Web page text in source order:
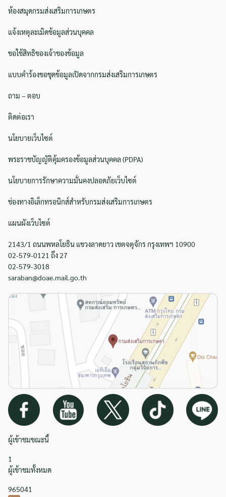
Search
ห้องสมุดกรมส่งเสริมการเกษตร
แจ้งเหตุละเมิดข้อมูลส่วนบุคคล
ขอใช้สิทธิของเจ้าของข้อมูล
แบบคำร้องขอชุดข้อมูลเปิดจากกรมส่งเสริมการเกษตร
ถาม – ตอบ
ติดต่อเรา
นโยบายเว็บไซต์
พระราชบัญญัติคุ้มครองข้อมูลส่วนบุคคล (PDPA)
นโยบายการรักษาความมั่นคงปลอดภัยเว็บไซต์
ช่องทางอิเล็กทรอนิกส์สำหรับกรมส่งเสริมการเกษตร
แผนผังเว็บไซต์
2143/1 ถนนพหลโยธิน แขวงลาดยาว เขตจตุจักร กรุงเทพฯ 10900
02-579-0121 ถึง 27
02-579-3018
saraban@doae.mail.go.th
ผู้เข้าชมขณะนี้
1
ผู้เข้าชมทั้งหมด
965041